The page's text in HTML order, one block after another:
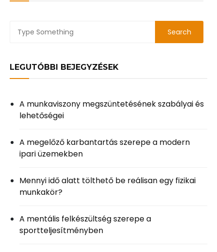
LEGUTÓBBI BEJEGYZÉSEK
A munkaviszony megszüntetésének szabályai és
lehetőségei
A megelőző karbantartás szerepe a modern
ipari üzemekben
Mennyi idő alatt tölthető be reálisan egy fizikai
munkakör?
A mentális felkészültség szerepe a
sportteljesítményben